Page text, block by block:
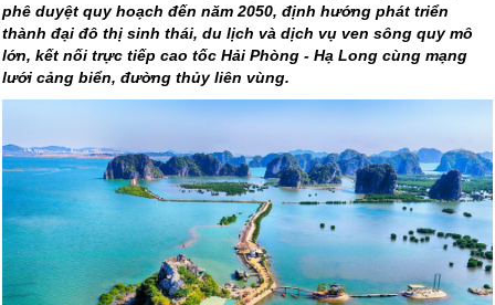
phê duyệt quy hoạch đến năm 2050, định hướng phát triển
thành đại đô thị sinh thái, du lịch và dịch vụ ven sông quy mô
lớn, kết nối trực tiếp cao tốc Hải Phòng - Hạ Long cùng mạng
lưới cảng biển, đường thủy liên vùng.